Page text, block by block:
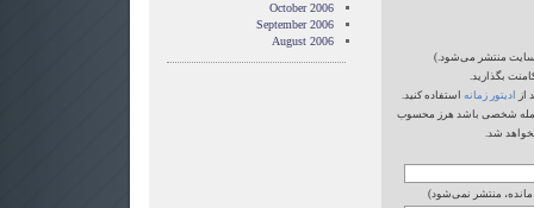
منتشر می‌شود.)
بگذارید.
از
ادیتور زمانه استفاده کنید.
حمله شخصی باشد هرز محسوب
شد.
مانده، منتشر نمی‌شود)
October 2006
September 2006
August 2006